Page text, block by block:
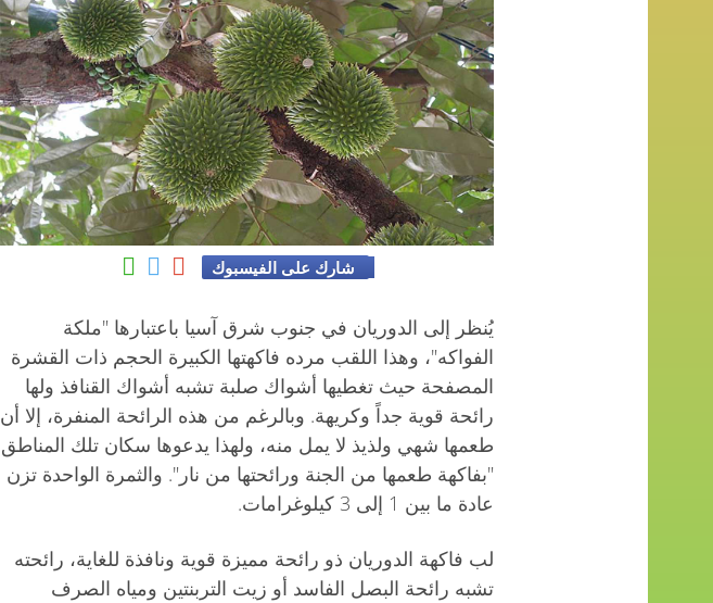
شارك على الفيسبوك
يُنظر إلى الدوريان في جنوب شرق آسيا باعتبارها "ملكة
الفواكه"، وهذا اللقب مرده فاكهتها الكبيرة الحجم ذات القشرة
المصفحة حيث تغطيها أشواك صلبة تشبه أشواك القنافذ ولها
رائحة قوية جداً وكريهة. وبالرغم من هذه الرائحة المنفرة، إلا أن
طعمها شهي ولذيذ لا يمل منه، ولهذا يدعوها سكان تلك المناطق
"بفاكهة طعمها من الجنة ورائحتها من نار". والثمرة الواحدة تزن
عادة ما بين 1 إلى 3 كيلوغرامات.
لب فاكهة الدوريان ذو رائحة مميزة قوية ونافذة للغاية، رائحته
تشبه رائحة البصل الفاسد أو زيت التربنتين ومياه الصرف